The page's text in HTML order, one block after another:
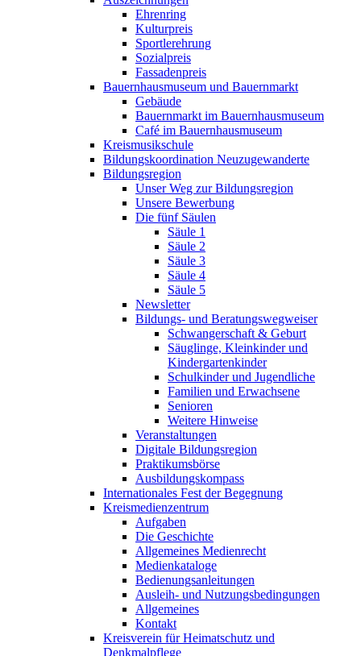
Ehrenring
Kulturpreis
Sportlerehrung
Sozialpreis
Fassadenpreis
Bauernhausmuseum und Bauernmarkt
Gebäude
Bauernmarkt im Bauernhausmuseum
Café im Bauernhausmuseum
Kreismusikschule
Bildungskoordination Neuzugewanderte
Bildungsregion
Unser Weg zur Bildungsregion
Unsere Bewerbung
Die fünf Säulen
Säule 1
Säule 2
Säule 3
Säule 4
Säule 5
Newsletter
Bildungs- und Beratungswegweiser
Schwangerschaft & Geburt
Säuglinge, Kleinkinder und
Kindergartenkinder
Schulkinder und Jugendliche
Familien und Erwachsene
Senioren
Weitere Hinweise
Veranstaltungen
Digitale Bildungsregion
Praktikumsbörse
Ausbildungskompass
Internationales Fest der Begegnung
Kreismedienzentrum
Aufgaben
Die Geschichte
Allgemeines Medienrecht
Medienkataloge
Bedienungsanleitungen
Ausleih- und Nutzungsbedingungen
Allgemeines
Kontakt
Kreisverein für Heimatschutz und
Denkmalpflege